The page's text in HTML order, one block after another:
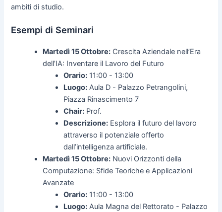
ambiti di studio.
Esempi di Seminari
Martedì 15 Ottobre: Crescita Aziendale nell’Era
dell’IA: Inventare il Lavoro del Futuro
Orario: 11:00 - 13:00
Luogo: Aula D - Palazzo Petrangolini,
Piazza Rinascimento 7
Chair: Prof.
Descrizione: Esplora il futuro del lavoro
attraverso il potenziale offerto
dall’intelligenza artificiale.
Martedì 15 Ottobre: Nuovi Orizzonti della
Computazione: Sfide Teoriche e Applicazioni
Avanzate
Orario: 11:00 - 13:00
Luogo: Aula Magna del Rettorato - Palazzo